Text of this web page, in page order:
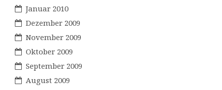
Januar 2010
Dezember 2009
November 2009
Oktober 2009
September 2009
August 2009